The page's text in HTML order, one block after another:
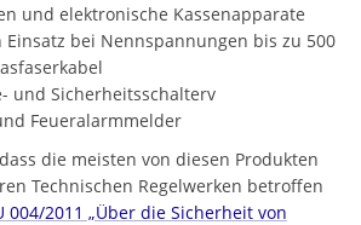
und elektronische Kassenapparate
Einsatz bei Nennspannungen bis zu 500
und Sicherheitsschalterv
Feueralarmmelder
die meisten von diesen Produkten
Technischen Regelwerken betroffen
004/2011 „Über die Sicherheit von